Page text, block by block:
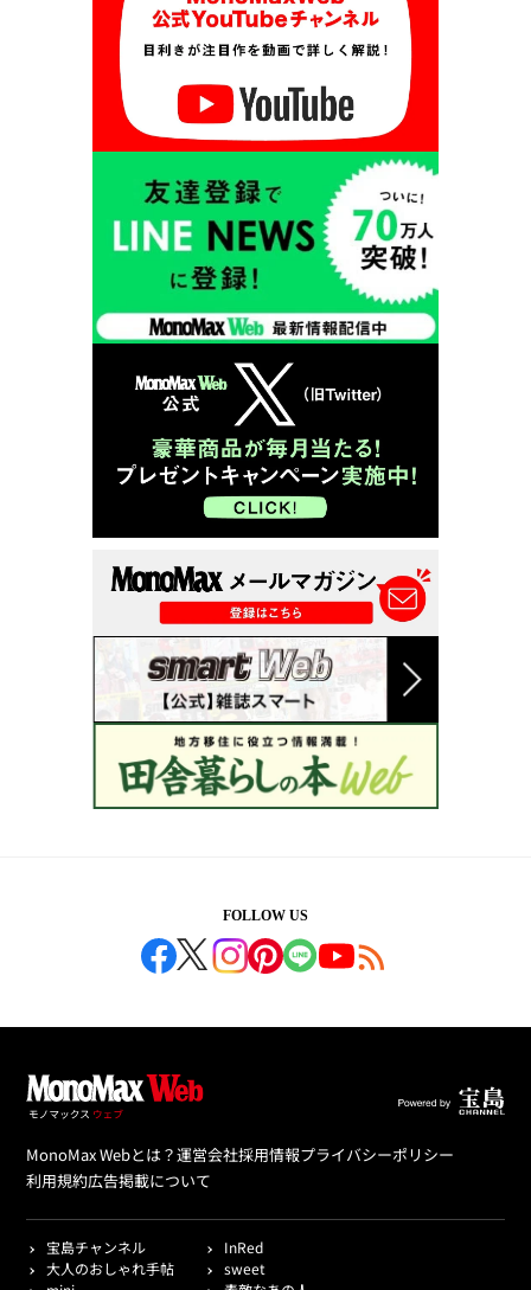
FOLLOW US
MonoMax Webとは？運営会社採用情報プライバシーポリシー
利用規約広告掲載について
宝島チャンネル
InRed
大人のおしゃれ手帖
sweet